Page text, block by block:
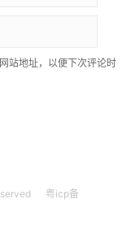
站地址，以便下次评论时
粤icp备